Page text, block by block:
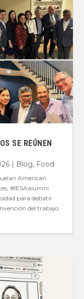
SE REÚNEN
| Blog, Food
American
#IESAalumni
para debatir
del trabajo.